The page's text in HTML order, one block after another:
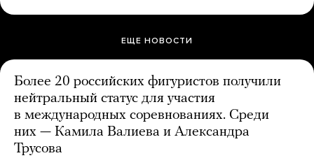
ЕЩЕ НОВОСТИ
Более 20 российских фигуристов получили
нейтральный статус для участия
в международных соревнованиях. Среди
них — Камила Валиева и Александра
Трусова